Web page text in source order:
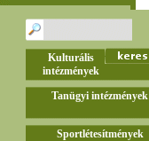
Kulturális
intézmények
Tanügyi intézmények
Sportlétesítmények